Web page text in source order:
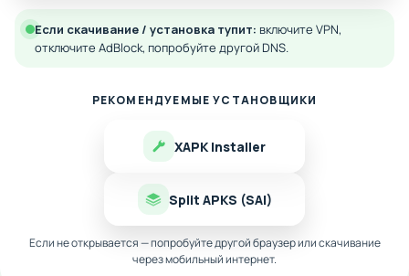
Если скачивание / установка тупит: включите VPN,
отключите AdBlock, попробуйте другой DNS.
РЕКОМЕНДУЕМЫЕ УСТАНОВЩИКИ
XAPK Installer
Split APKS (SAI)
Если не открывается — попробуйте другой браузер или скачивание
через мобильный интернет.